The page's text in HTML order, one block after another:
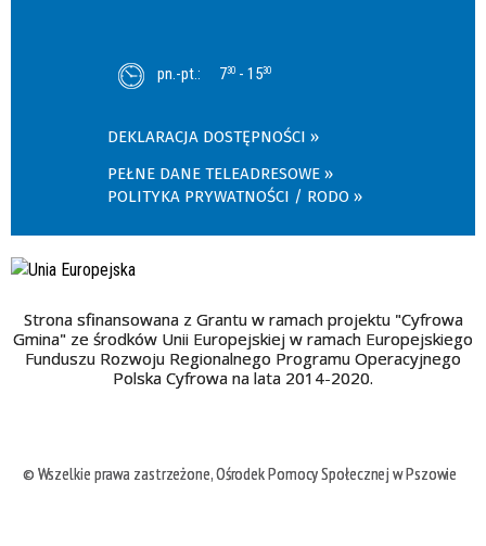
pn.-pt.: 730 - 1530
DEKLARACJA DOSTĘPNOŚCI
PEŁNE DANE TELEADRESOWE
POLITYKA PRYWATNOŚCI / RODO
Strona sfinansowana z Grantu w ramach projektu "Cyfrowa
Gmina" ze środków Unii Europejskiej w ramach Europejskiego
Funduszu Rozwoju Regionalnego Programu Operacyjnego
Polska Cyfrowa na lata 2014-2020.
© Wszelkie prawa zastrzeżone, Ośrodek Pomocy Społecznej w Pszowie